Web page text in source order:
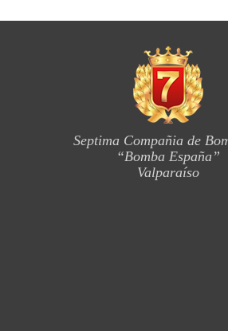
Septima Compañia de
“Bomba España”
Valparaíso